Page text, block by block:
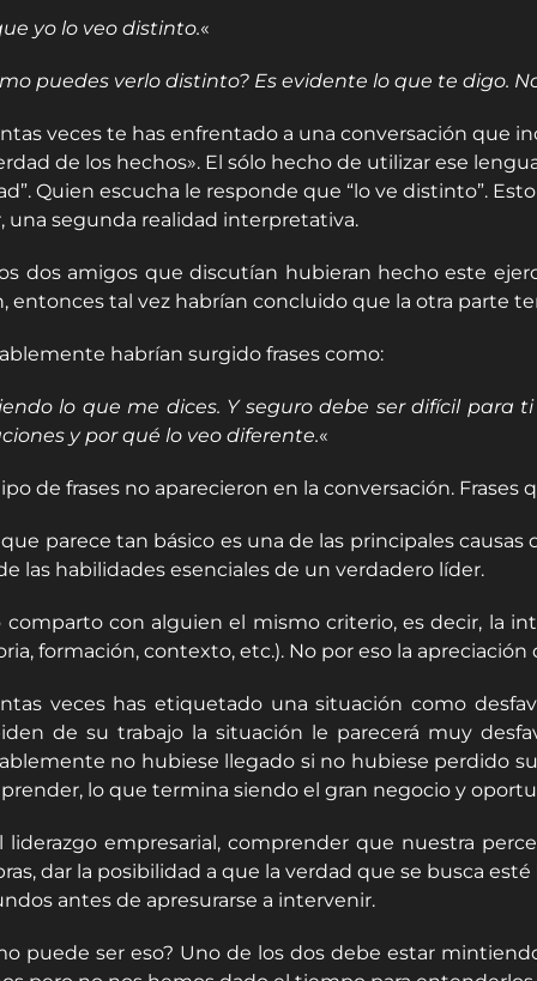
yo lo veo distinto.«
puedes verlo distinto? Es evidente lo que te digo.
veces te has enfrentado a una conversación que
de los hechos». El sólo hecho de utilizar ese
Quien escucha le responde que “lo ve distinto”.
una segunda realidad interpretativa.
dos amigos que discutían hubieran hecho este
entonces tal vez habrían concluido que la otra parte
habrían surgido frases como:
lo que me dices. Y seguro debe ser difícil
y por qué lo veo diferente.«
de frases no aparecieron en la conversación.
parece tan básico es una de las principales
las habilidades esenciales de un verdadero líder.
comparto con alguien el mismo criterio, es decir, la
formación, contexto, etc.). No por eso la
veces has etiquetado una situación como
de su trabajo la situación le parecerá muy
no hubiese llegado si no hubiese perdido
lo que termina siendo el gran negocio y
liderazgo empresarial, comprender que nuestra
dar la posibilidad a que la verdad que se busca
antes de apresurarse a intervenir.
puede ser eso? Uno de los dos debe estar